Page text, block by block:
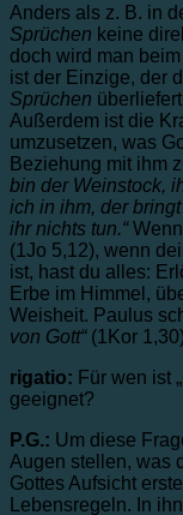
Anders als z. B. in
Sprüchen keine
doch wird man
ist der Einzige, der
Sprüchen
Außerdem ist die
umzusetzen, was
Beziehung mit ihm
bin der Weinstock,
ich in ihm, der
ihr nichts tun.“Wenn
(1Jo 5,12), wenn
ist, hast du alles:
Erbe im Himmel,
Weisheit. Paulus
von Gott“(1Kor
rigatio: Für wen ist
geeignet?
P.G.: Um diese
Augen stellen, was
Gottes Aufsicht
Lebensregeln. In